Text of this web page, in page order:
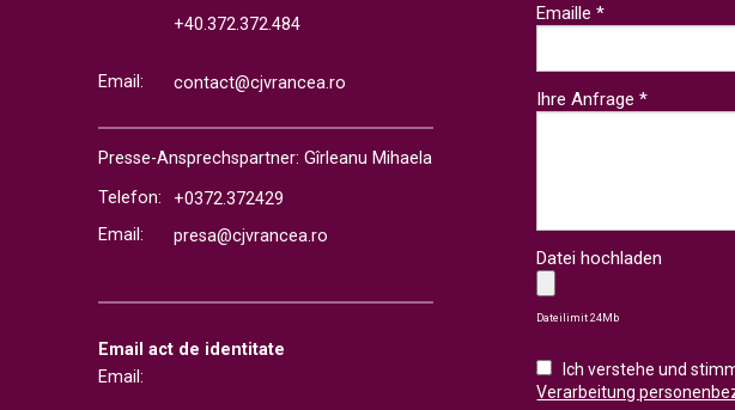
+40.372.372.484
Email: contact@cjvrancea.ro
Presse-Ansprechspartner: Gîrleanu Mihaela
Telefon:
+0372.372429
Email:
presa@cjvrancea.ro
Email act de identitate
Email:
Emaille *
Ihre Anfrage *
Datei hochladen
Dateilimit 24Mb
Ich verstehe und
Verarbeitung